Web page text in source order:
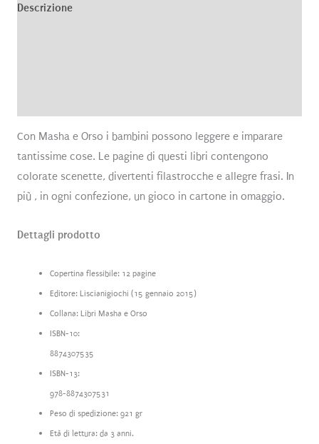
Descrizione
Con Masha e Orso i bambini possono leggere e imparare
tantissime cose. Le pagine di questi libri contengono
colorate scenette, divertenti filastrocche e allegre frasi. In
più , in ogni confezione, un gioco in cartone in omaggio.
Dettagli prodotto
Copertina flessibile: 12 pagine
Editore: Liscianigiochi (15 gennaio 2015)
Collana: Libri Masha e Orso
ISBN-10:
8874307535
ISBN-13:
978-8874307531
Peso di spedizione: 921 gr
Età di lettura: da 3 anni.